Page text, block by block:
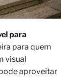
para
para quem
visual
aproveitar